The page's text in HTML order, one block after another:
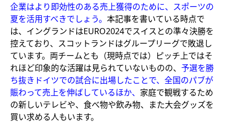
企業はより即効性のある売上獲得のために、スポーツの
夏を活用すべきでしょう。 本記事を書いている時点で
は、イングランドはEURO2024でスイスとの準々決勝を
控えており、スコットランドはグループリーグで敗退し
ています。両チームとも（現時点では）ピッチ上ではそ
れほど印象的な活躍は見られていないものの、 予選を勝
ち抜きドイツでの試合に出場したことで、全国のパブが
賑わって売上を伸ばしているほか、 家庭で観戦するため
の新しいテレビや、食べ物や飲み物、また大会グッズを
買い求める人もいます。